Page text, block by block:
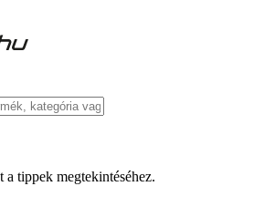
a tippek megtekintéséhez.